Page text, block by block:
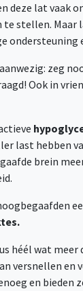
deze lat vaak
te stellen.
zeg
Ook in
last hebben
brein
héél wat meer
versnellen
en bieden